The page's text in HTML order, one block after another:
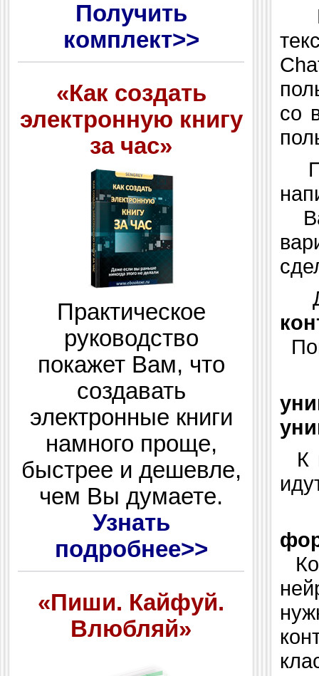
Получить
комплект>>
«Как создать
электронную книгу
за час»
Практическое
руководство
покажет Вам, что
создавать
электронные книги
намного проще,
быстрее и дешевле,
чем Вы думаете.
Узнать
подробнее>>
«Пиши. Кайфуй.
Влюбляй»
В
со
К